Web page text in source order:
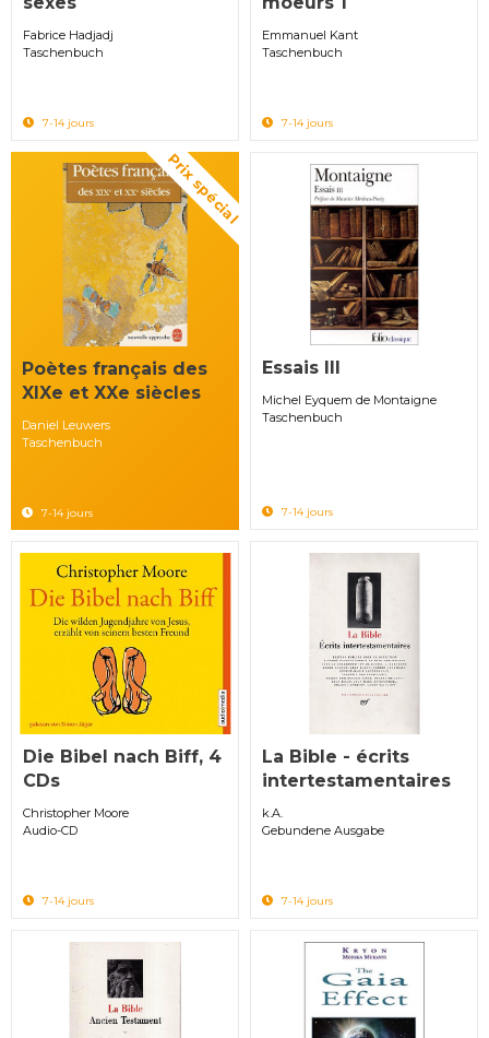
Fabrice Hadjadj
Taschenbuch
7-14 jours
Emmanuel Kant
Taschenbuch
7-14 jours
Prix spécial
Poètes français des
XIXe et XXe siècles
Daniel Leuwers
Taschenbuch
7-14 jours
Essais III
Michel Eyquem de Montaigne
Taschenbuch
7-14 jours
Die Bibel nach Biff, 4
CDs
Christopher Moore
Audio-CD
7-14 jours
La Bible - écrits
intertestamentaires
k.A.
Gebundene Ausgabe
7-14 jours